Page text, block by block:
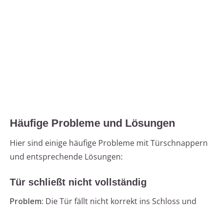
Häufige Probleme und Lösungen
Hier sind einige häufige Probleme mit Türschnappern
und entsprechende Lösungen:
Tür schließt nicht vollständig
Problem: Die Tür fällt nicht korrekt ins Schloss und